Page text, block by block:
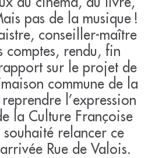
pas de la musique !
conseiller-maître
comptes, rendu, fin
sur le projet de
commune de la
l’expression
la Culture Françoise
relancer ce
Rue de Valois.